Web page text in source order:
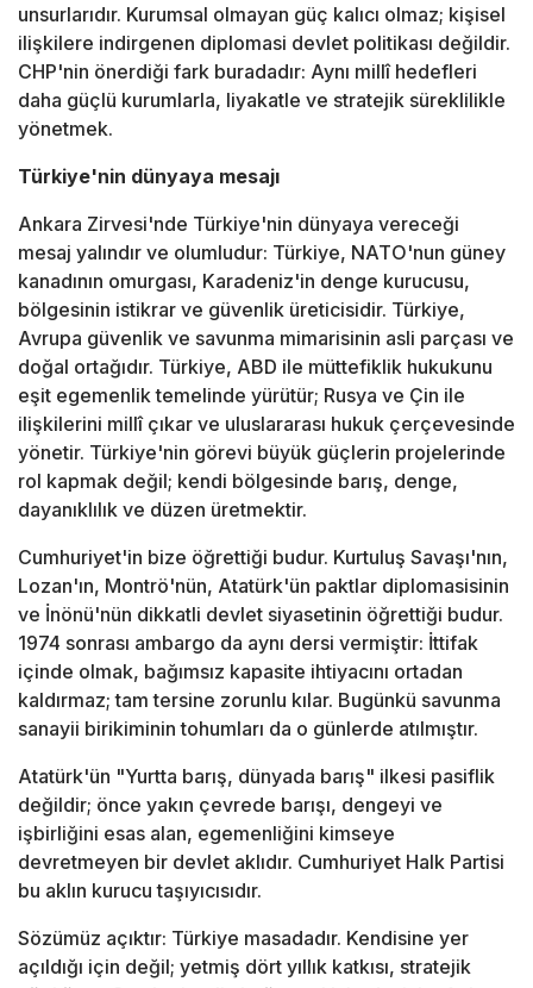
unsurlarıdır. Kurumsal olmayan güç kalıcı olmaz; kişisel
ilişkilere indirgenen diplomasi devlet politikası değildir.
CHP'nin önerdiği fark buradadır: Aynı millî hedefleri
daha güçlü kurumlarla, liyakatle ve stratejik süreklilikle
yönetmek.
Türkiye'nin dünyaya mesajı
Ankara Zirvesi'nde Türkiye'nin dünyaya vereceği
mesaj yalındır ve olumludur: Türkiye, NATO'nun güney
kanadının omurgası, Karadeniz'in denge kurucusu,
bölgesinin istikrar ve güvenlik üreticisidir. Türkiye,
Avrupa güvenlik ve savunma mimarisinin asli parçası ve
doğal ortağıdır. Türkiye, ABD ile müttefiklik hukukunu
eşit egemenlik temelinde yürütür; Rusya ve Çin ile
ilişkilerini millî çıkar ve uluslararası hukuk çerçevesinde
yönetir. Türkiye'nin görevi büyük güçlerin projelerinde
rol kapmak değil; kendi bölgesinde barış, denge,
dayanıklılık ve düzen üretmektir.
Cumhuriyet'in bize öğrettiği budur. Kurtuluş Savaşı'nın,
Lozan'ın, Montrö'nün, Atatürk'ün paktlar diplomasisinin
ve İnönü'nün dikkatli devlet siyasetinin öğrettiği budur.
1974 sonrası ambargo da aynı dersi vermiştir: İttifak
içinde olmak, bağımsız kapasite ihtiyacını ortadan
kaldırmaz; tam tersine zorunlu kılar. Bugünkü savunma
sanayii birikiminin tohumları da o günlerde atılmıştır.
Atatürk'ün "Yurtta barış, dünyada barış" ilkesi pasiflik
değildir; önce yakın çevrede barışı, dengeyi ve
işbirliğini esas alan, egemenliğini kimseye
devretmeyen bir devlet aklıdır. Cumhuriyet Halk Partisi
bu aklın kurucu taşıyıcısıdır.
Sözümüz açıktır: Türkiye masadadır. Kendisine yer
açıldığı için değil; yetmiş dört yıllık katkısı, stratejik